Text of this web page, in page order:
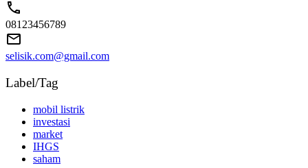
08123456789
selisik.com@gmail.com
Label/Tag
mobil listrik
investasi
market
IHGS
saham